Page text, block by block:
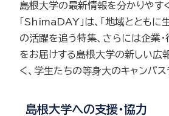
島根大学の最新情報を分かりやす
「ShimaDAY」は、「地域ととも
の活躍を追う特集、さらには企業
をお届けする島根大学の新しい広
く、学生たちの等身大のキャンパス
島根大学への支援・協力